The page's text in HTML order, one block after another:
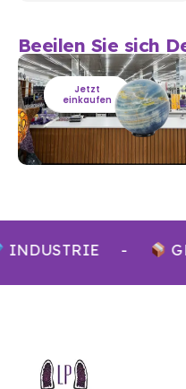
Beeilen Sie sich
Jetzt
einkaufen
INDUSTRIE -